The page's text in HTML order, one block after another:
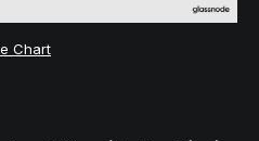
Chart